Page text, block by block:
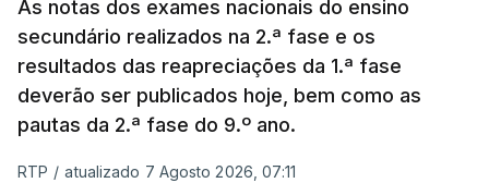
As notas dos exames nacionais do ensino
secundário realizados na 2.ª fase e os
resultados das reapreciações da 1.ª fase
deverão ser publicados hoje, bem como as
pautas da 2.ª fase do 9.º ano.
RTP / atualizado 7 Agosto 2026, 07:11